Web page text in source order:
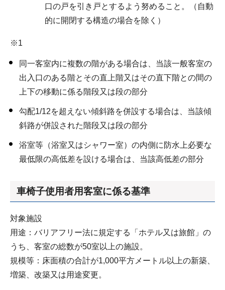
口の戸を引き戸とするよう努めること。（自動
的に開閉する構造の場合を除く）
※1
同一客室内に複数の階がある場合は、当該一般客室の
出入口のある階とその直上階又はその直下階との間の
上下の移動に係る階段又は段の部分
勾配1/12を超えない傾斜路を併設する場合は、当該傾
斜路が併設された階段又は段の部分
浴室等（浴室又はシャワー室）の内側に防水上必要な
最低限の高低差を設ける場合は、当該高低差の部分
車椅子使用者用客室に係る基準
対象施設
用途：バリアフリー法に規定する「ホテル又は旅館」の
うち、客室の総数が50室以上の施設。
規模等：床面積の合計が1,000平方メートル以上の新築、
増築、改築又は用途変更。